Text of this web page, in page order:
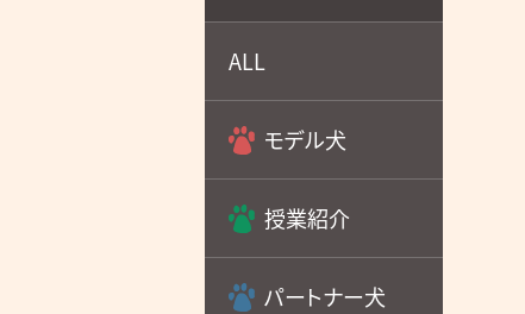
ALL
モデル犬
授業紹介
パートナー犬